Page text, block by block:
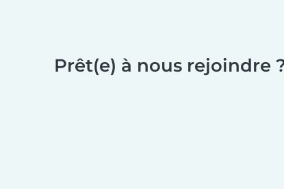
Prêt(e) à nous rejoindre